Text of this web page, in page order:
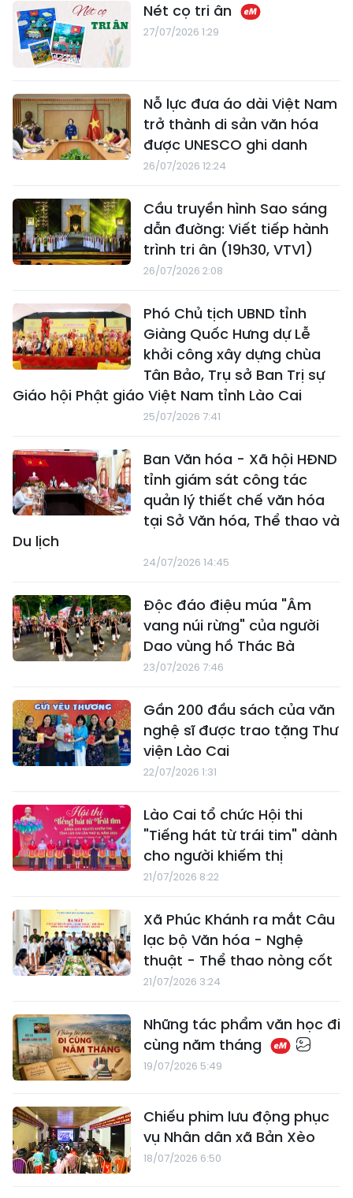
Nét cọ tri ân
27/07/2026 1:29
Nỗ lực đưa áo dài Việt Nam
trở thành di sản văn hóa
được UNESCO ghi danh
26/07/2026 12:24
Cầu truyền hình Sao sáng
dẫn đường: Viết tiếp hành
trình tri ân (19h30, VTV1)
26/07/2026 2:08
Phó Chủ tịch UBND tỉnh
Giàng Quốc Hưng dự Lễ
khởi công xây dựng chùa
Tân Bảo, Trụ sở Ban Trị sự
Giáo hội Phật giáo Việt Nam tỉnh Lào Cai
25/07/2026 7:41
Ban Văn hóa - Xã hội HĐND
tỉnh giám sát công tác
quản lý thiết chế văn hóa
tại Sở Văn hóa, Thể thao và
Du lịch
24/07/2026 14:45
Độc đáo điệu múa "Âm
vang núi rừng" của người
Dao vùng hồ Thác Bà
23/07/2026 7:46
Gần 200 đầu sách của văn
nghệ sĩ được trao tặng Thư
viện Lào Cai
22/07/2026 1:31
Lào Cai tổ chức Hội thi
"Tiếng hát từ trái tim" dành
cho người khiếm thị
21/07/2026 8:22
Xã Phúc Khánh ra mắt Câu
lạc bộ Văn hóa - Nghệ
thuật - Thể thao nòng cốt
21/07/2026 3:24
​Những tác phẩm văn học đi
cùng năm tháng
19/07/2026 5:49
Chiếu phim lưu động phục
vụ Nhân dân xã Bản Xèo
18/07/2026 6:50